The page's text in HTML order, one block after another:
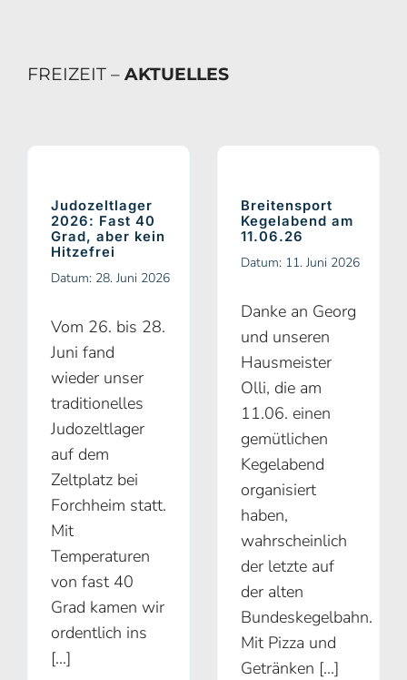
FREIZEIT – AKTUELLES
Judozeltlager
2026: Fast 40
Grad, aber kein
Hitzefrei
Datum: 28. Juni 2026
Vom 26. bis 28.
Juni fand
wieder unser
traditionelles
Judozeltlager
auf dem
Zeltplatz bei
Forchheim statt.
Mit
Temperaturen
von fast 40
Grad kamen wir
ordentlich ins
[...]
Breitensport
Kegelabend am
11.06.26
Datum: 11. Juni 2026
Danke an Georg
und unseren
Hausmeister
Olli, die am
11.06. einen
gemütlichen
Kegelabend
organisiert
haben,
wahrscheinlich
der letzte auf
der alten
Bundeskegelbahn.
Mit Pizza und
Getränken [...]